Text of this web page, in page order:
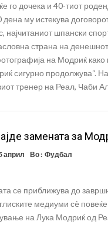
дочека и 40-тиот
му истекува
најчитаниот шпански
страна на
на Модриќ како
сигурно продолжува“.
тренер на Реал, Чаби
замената за
април Во : Фудбал
се приближува до
медиуми сè
на Лука Модриќ од